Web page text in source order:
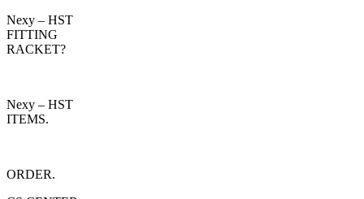
Nexy – HST
FITTING
RACKET?
Nexy – HST
ITEMS.
ORDER.